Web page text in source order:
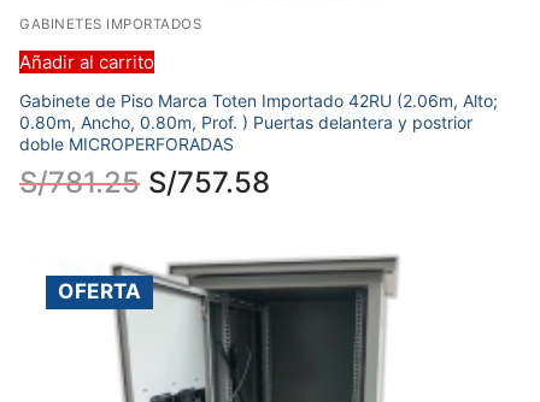
GABINETES IMPORTADOS
Añadir al carrito
Gabinete de Piso Marca Toten Importado 42RU (2.06m, Alto;
0.80m, Ancho, 0.80m, Prof. ) Puertas delantera y postrior
doble MICROPERFORADAS
S/781.25 S/757.58
OFERTA